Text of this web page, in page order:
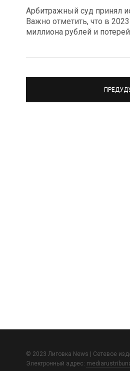
Арбитражный суд принял
Важно отметить, что в
миллиона рублей и
© 2023 Лиговка News | Сетевое
Электронный адрес: